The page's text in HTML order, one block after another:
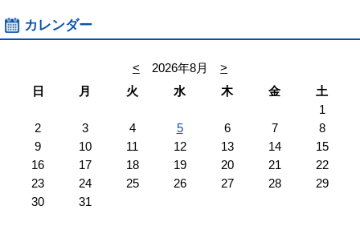
カレンダー
< 2026年8月
>
日
月 火 水 木 金
土
1
2
3 4 5 6 7
8
9
10 11 12 13 14
15
16
17 18 19 20 21
22
23
24 25 26 27 28
29
30
31